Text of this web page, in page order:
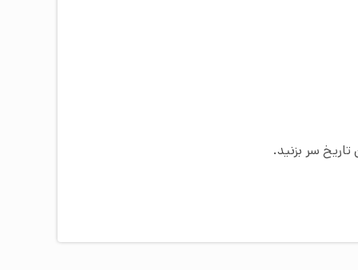
سر بزنید.